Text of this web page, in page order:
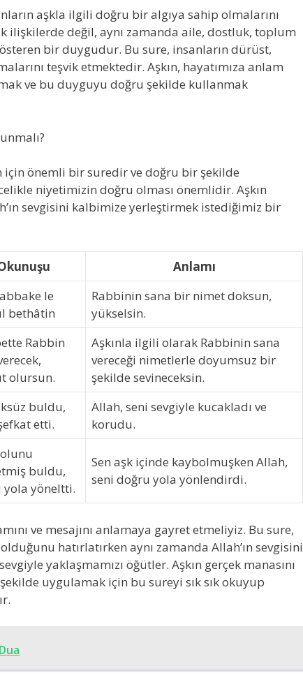
aşkla ilgili doğru bir algıya sahip olmalarını
ilişkilerde değil, aynı zamanda aile, dostluk, toplum
bir duygudur. Bu sure, insanların dürüst,
teşvik etmektedir. Aşkın, hayatımıza anlam
ve bu duyguyu doğru şekilde kullanmak
için önemli bir suredir ve doğru bir şekilde
niyetimizin doğru olması önemlidir. Aşkın
sevgisini kalbimize yerleştirmek istediğimiz bir
Anlamı
le
bethâtin
Rabbinin sana bir nimet doksun,
yükselsin.
Rabbin
olursun.
Aşkınla ilgili olarak Rabbinin sana
vereceği nimetlerle doyumsuz bir
şekilde sevineceksin.
buldu,
etti.
Allah, seni sevgiyle kucakladı ve
korudu.
buldu,
yola yöneltti.
Sen aşk içinde kaybolmuşken Allah,
seni doğru yola yönlendirdi.
ve mesajını anlamaya gayret etmeliyiz. Bu sure,
hatırlatırken aynı zamanda Allah’ın sevgisini
yaklaşmamızı öğütler. Aşkın gerçek manasını
uygulamak için bu sureyi sık sık okuyup